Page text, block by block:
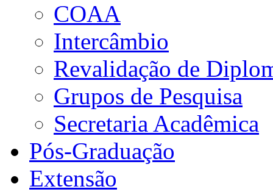
COAA
Intercâmbio
Revalidação de
Grupos de Pesquisa
Secretaria Acadêmica
Pós-Graduação
Extensão